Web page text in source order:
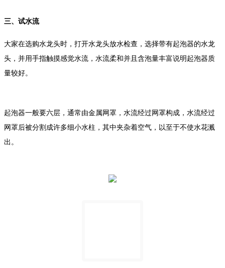
三、试水流
大家在选购水龙头时，打开水龙头放水检查，选择带有起泡器的水龙
头，并用手指触摸感觉水流，水流柔和并且含泡量丰富说明起泡器质
量较好。
起泡器一般要六层，通常由金属网罩，水流经过网罩构成，水流经过
网罩后被分割成许多细小水柱，其中夹杂着空气，以至于不使水花溅
出。